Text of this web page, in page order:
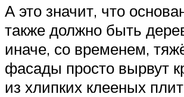
А это значит, что
также должно быть
иначе, со временем,
фасады просто вырвут
из хлипких клееных